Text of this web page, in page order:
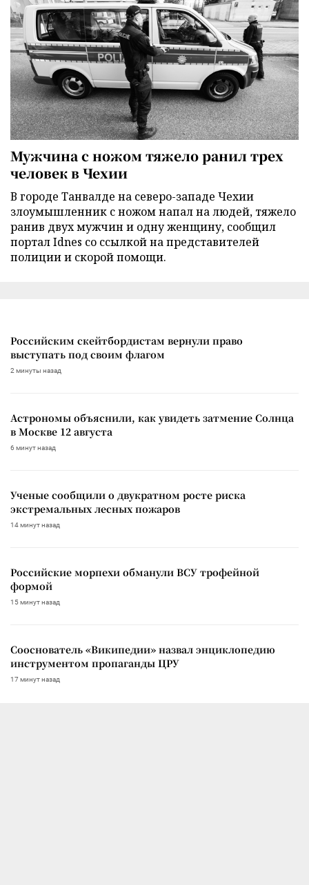
Мужчина с ножом тяжело ранил трех
человек в Чехии
В городе Танвалде на северо-западе Чехии
злоумышленник с ножом напал на людей, тяжело
ранив двух мужчин и одну женщину, сообщил
портал Idnes со ссылкой на представителей
полиции и скорой помощи.
Российским скейтбордистам вернули право
выступать под своим флагом
2 минуты назад
Астрономы объяснили, как увидеть затмение Солнца
в Москве 12 августа
6 минут назад
Ученые сообщили о двукратном росте риска
экстремальных лесных пожаров
14 минут назад
Российские морпехи обманули ВСУ трофейной
формой
15 минут назад
Сооснователь «Википедии» назвал энциклопедию
инструментом пропаганды ЦРУ
17 минут назад